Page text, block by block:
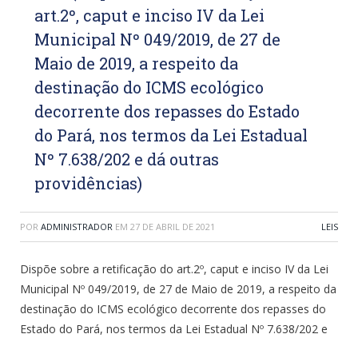
art.2º, caput e inciso IV da Lei
Municipal Nº 049/2019, de 27 de
Maio de 2019, a respeito da
destinação do ICMS ecológico
decorrente dos repasses do Estado
do Pará, nos termos da Lei Estadual
Nº 7.638/202 e dá outras
providências)
POR ADMINISTRADOR EM 27 DE ABRIL DE 2021 LEIS
Dispõe sobre a retificação do art.2º, caput e inciso IV da Lei
Municipal Nº 049/2019, de 27 de Maio de 2019, a respeito da
destinação do ICMS ecológico decorrente dos repasses do
Estado do Pará, nos termos da Lei Estadual Nº 7.638/202 e